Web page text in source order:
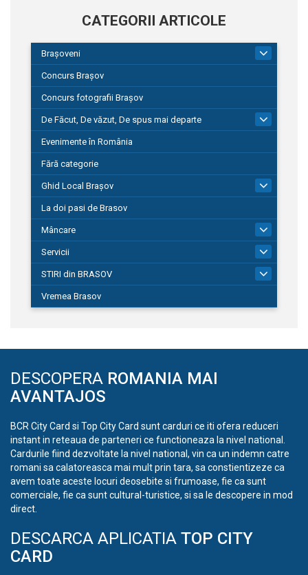
CATEGORII ARTICOLE
Brașoveni
Concurs Brașov
Concurs fotografii Brașov
De Făcut, De văzut, De spus mai departe
149
Evenimente în România
Fără categorie
Ghid Local Brașov
La doi pasi de Brasov
Mâncare
Servicii
STIRI din BRASOV
Vremea Brasov
DESCOPERA ROMANIA MAI
AVANTAJOS
BCR City Card si Top City Card sunt carduri ce iti ofera reduceri
instant in reteaua de parteneri ce functioneaza la nivel national.
Cardurile fiind dezvoltate la nivel national, vin ca un indemn catre
romani sa calatoreasca mai mult prin tara, sa constientizeze ca
avem toate aceste locuri deosebite si frumoase, fie ca sunt
comerciale, fie ca sunt cultural-turistice, si sa le descopere in mod
direct.
DESCARCA APLICATIA TOP CITY
CARD